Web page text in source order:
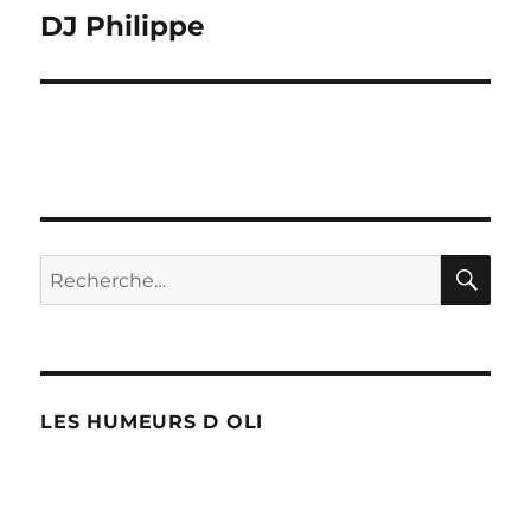
Publication
DJ Philippe
Recherche
pour :
LES HUMEURS D OLI